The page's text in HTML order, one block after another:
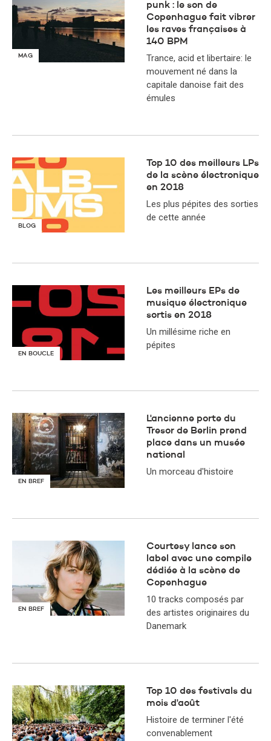
MAG
punk : le son de
Copenhague fait vibrer
les raves françaises à
140 BPM
Trance, acid et libertaire: le
mouvement né dans la
capitale danoise fait des
émules
BLOG
Top 10 des meilleurs LPs
de la scène électronique
en 2018
Les plus pépites des sorties
de cette année
EN BOUCLE
Les meilleurs EPs de
musique électronique
sortis en 2018
Un millésime riche en
pépites
EN BREF
L'ancienne porte du
Tresor de Berlin prend
place dans un musée
national
Un morceau d'histoire
EN BREF
Courtesy lance son
label avec une compile
dédiée à la scène de
Copenhague
10 tracks composés par
des artistes originaires du
Danemark
Top 10 des festivals du
mois d'août
Histoire de terminer l'été
convenablement